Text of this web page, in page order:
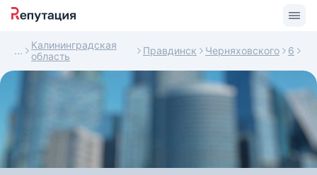
Калининградская
область
Правдинск Черняховского 6